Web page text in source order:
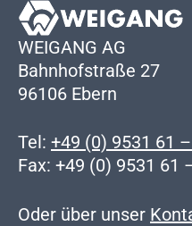
WEIGANG AG
Bahnhofstraße 27
96106 Ebern
Tel: +49 (0) 9531 61
Fax: +49 (0) 9531 61
Oder über unser